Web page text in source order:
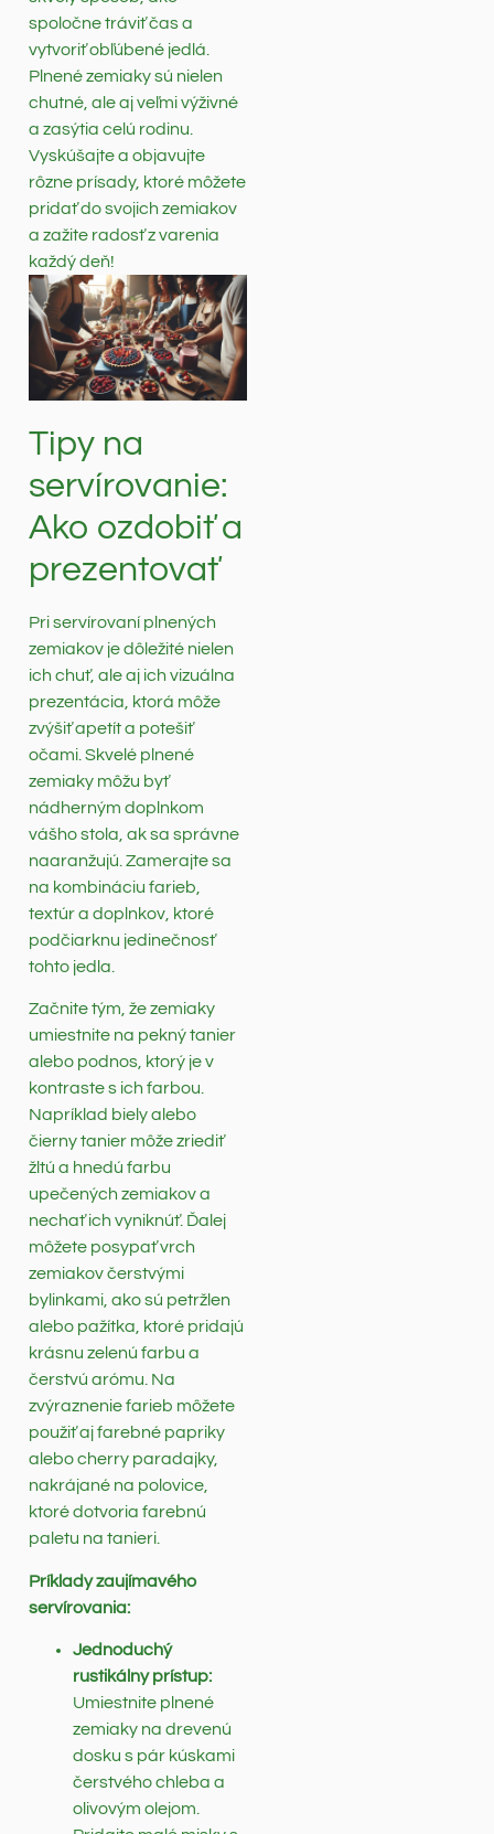
spoločne tráviť čas a
vytvoriť obľúbené jedlá.
Plnené zemiaky sú nielen
chutné, ale aj veľmi výživné
a zasýtia celú rodinu.
Vyskúšajte a objavujte
rôzne prísady, ktoré môžete
pridať do svojich zemiakov
a zažite radosť z varenia
každý deň!
Tipy na
servírovanie:
Ako ozdobiť a
prezentovať
Pri servírovaní plnených
zemiakov je dôležité nielen
ich chuť, ale aj ich vizuálna
prezentácia, ktorá môže
zvýšiť apetít a potešiť
očami. Skvelé plnené
zemiaky môžu byť
nádherným doplnkom
vášho stola, ak sa správne
naaranžujú. Zamerajte sa
na kombináciu farieb,
textúr a doplnkov, ktoré
podčiarknu jedinečnosť
tohto jedla.
Začnite tým, že zemiaky
umiestnite na pekný tanier
alebo podnos, ktorý je v
kontraste s ich farbou.
Napríklad biely alebo
čierny tanier môže zriediť
žltú a hnedú farbu
upečených zemiakov a
nechať ich vyniknúť. Ďalej
môžete posypať vrch
zemiakov čerstvými
bylinkami, ako sú petržlen
alebo pažítka, ktoré pridajú
krásnu zelenú farbu a
čerstvú arómu. Na
zvýraznenie farieb môžete
použiť aj farebné papriky
alebo cherry paradajky,
nakrájané na polovice,
ktoré dotvoria farebnú
paletu na tanieri.
Príklady zaujímavého
servírovania:
Jednoduchý
rustikálny prístup:
Umiestnite plnené
zemiaky na drevenú
dosku s pár kúskami
čerstvého chleba a
olivovým olejom.